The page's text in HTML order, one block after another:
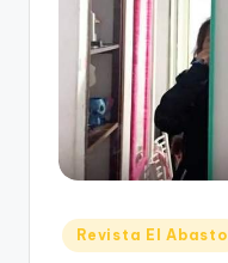
Posted
in
Revista El Abasto